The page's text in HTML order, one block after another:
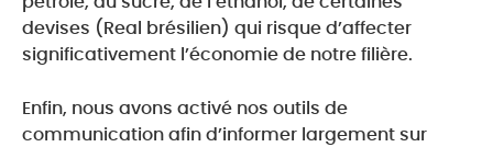
devises (Real brésilien) qui risque d’affecter
significativement l’économie de notre filière.
Enfin, nous avons activé nos outils de
communication afin d’informer largement sur